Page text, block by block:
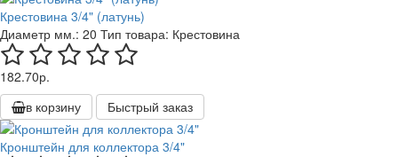
Крестовина 3/4" (латунь)
Диаметр мм.: 20 Тип товара: Крестовина
182.70р.
в корзину
Быстрый заказ
Кронштейн для коллектора 3/4"